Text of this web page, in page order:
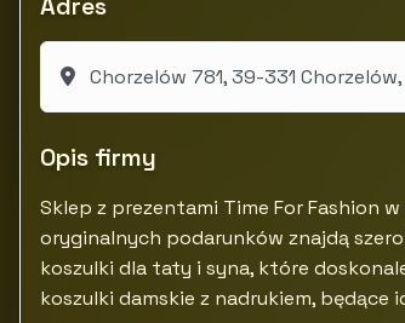
Chorzelów 781, 39-331
Opis firmy
Sklep z prezentami Time For Fashion
oryginalnych podarunków znajdą
koszulki dla taty i syna, które
koszulki damskie z nadrukiem, będące